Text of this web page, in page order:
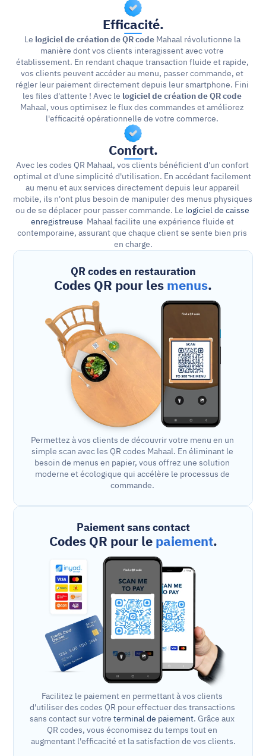
Efficacité.
Le logiciel de création de QR code Mahaal révolutionne la
manière dont vos clients interagissent avec votre
établissement. En rendant chaque transaction fluide et rapide,
vos clients peuvent accéder au menu, passer commande, et
régler leur paiement directement depuis leur smartphone. Fini
les files d'attente ! Avec le
Mahaal, vous optimisez le flux des commandes et améliorez
l'efficacité opérationnelle de votre commerce.
Confort.
Avec les codes QR Mahaal, vos clients bénéficient d'un confort
optimal et d'une simplicité d'utilisation. En accédant facilement
au menu et aux services directement depuis leur appareil
mobile, ils n'ont plus besoin de manipuler des menus physiques
ou de se déplacer pour passer commande. Le logiciel de caisse
enregistreuse
  Mahaal facilite une expérience fluide et
contemporaine, assurant que chaque client se sente bien pris
en charge.
QR codes en restauration
Codes QR pour les menus.
Permettez à vos clients de découvrir votre menu en un
simple scan avec les QR codes Mahaal. En éliminant le
besoin de menus en papier, vous offrez une solution
moderne et écologique qui accélère le processus de
commande.
Paiement sans contact
Codes QR pour le paiement.
Facilitez le paiement en permettant à vos clients
d'utiliser des codes QR pour effectuer des transactions
sans contact sur votre terminal de paiement. Grâce aux
QR codes, vous économisez du temps tout en
augmentant l'efficacité et la satisfaction de vos clients.